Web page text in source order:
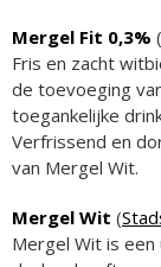
Mergel Fit 0,3% (
Fris en zacht
de toevoeging
toegankelijke
Verfrissend en
van Mergel Wit.
Mergel Wit (
Mergel Wit is